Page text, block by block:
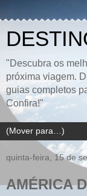
"Descubra os
próxima viagem.
guias completos
Confira!"
quinta-feira, 15 de
AMÉRICA